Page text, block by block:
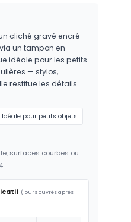
cliché gravé encré
un tampon en
idéale pour les petits
— stylos,
restitue les détails
Idéale pour petits objets
surfaces courbes ou
4
(jours ouvrés après